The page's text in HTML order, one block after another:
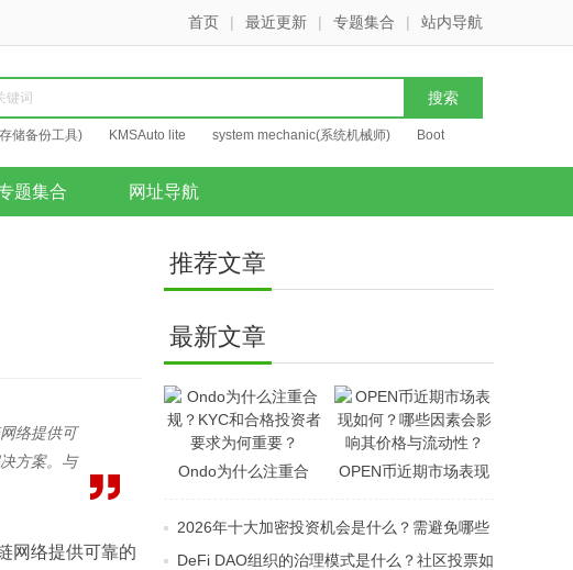
首页 | 最近更新 | 专题集合 | 站内导航
储备份工具) KMSAuto lite system mechanic(系统机械师) Boot
题集合 网址导航
络提供可
方案。与
网络提供可靠的
推荐文章
最新文章
Ondo为什么注重合
要求为何重要？
OPEN币近期市场表现
其价格与流动性？
2026年十大加密投资机会是什么？需避免哪些
伪热点？
DeFi DAO组织的治理模式是什么？社区投票如